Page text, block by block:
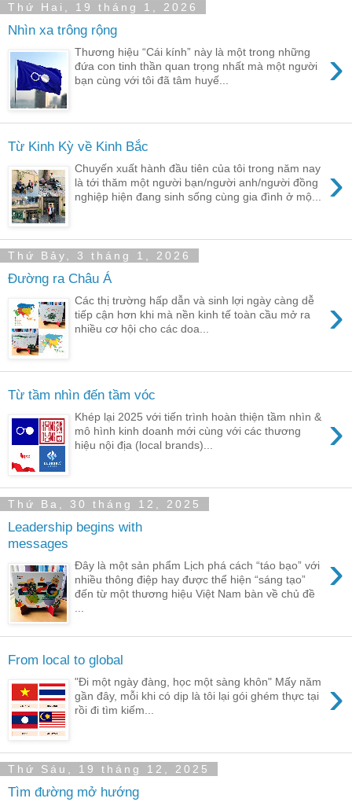
Thứ Hai, 19 tháng 1, 2026
Nhìn xa trông rộng
›
Thương hiệu “Cái kính” này là một trong những
đứa con tinh thần quan trọng nhất mà một người
bạn cùng với tôi đã tâm huyế...
Từ Kinh Kỳ về Kinh Bắc
›
Chuyến xuất hành đầu tiên của tôi trong năm nay
là tới thăm một người bạn/người anh/người đồng
nghiệp hiện đang sinh sống cùng gia đình ở mộ...
Thứ Bảy, 3 tháng 1, 2026
Đường ra Châu Á
›
Các thị trường hấp dẫn và sinh lợi ngày càng dễ
tiếp cận hơn khi mà nền kinh tế toàn cầu mở ra
nhiều cơ hội cho các doa...
Từ tầm nhìn đến tầm vóc
›
Khép lại 2025 với tiến trình hoàn thiện tầm nhìn &
mô hình kinh doanh mới cùng với các thương
hiệu nội địa (local brands)...
Thứ Ba, 30 tháng 12, 2025
Leadership begins with
messages
›
Đây là một sản phẩm Lịch phá cách “táo bạo” với
nhiều thông điệp hay được thể hiện “sáng tạo”
đến từ một thương hiệu Việt Nam bàn về chủ đề
...
From local to global
›
"Đi một ngày đàng, học một sàng khôn" Mấy năm
gần đây, mỗi khi có dịp là tôi lại gói ghém thực tại
rồi đi tìm kiếm...
Thứ Sáu, 19 tháng 12, 2025
Tìm đường mở hướng